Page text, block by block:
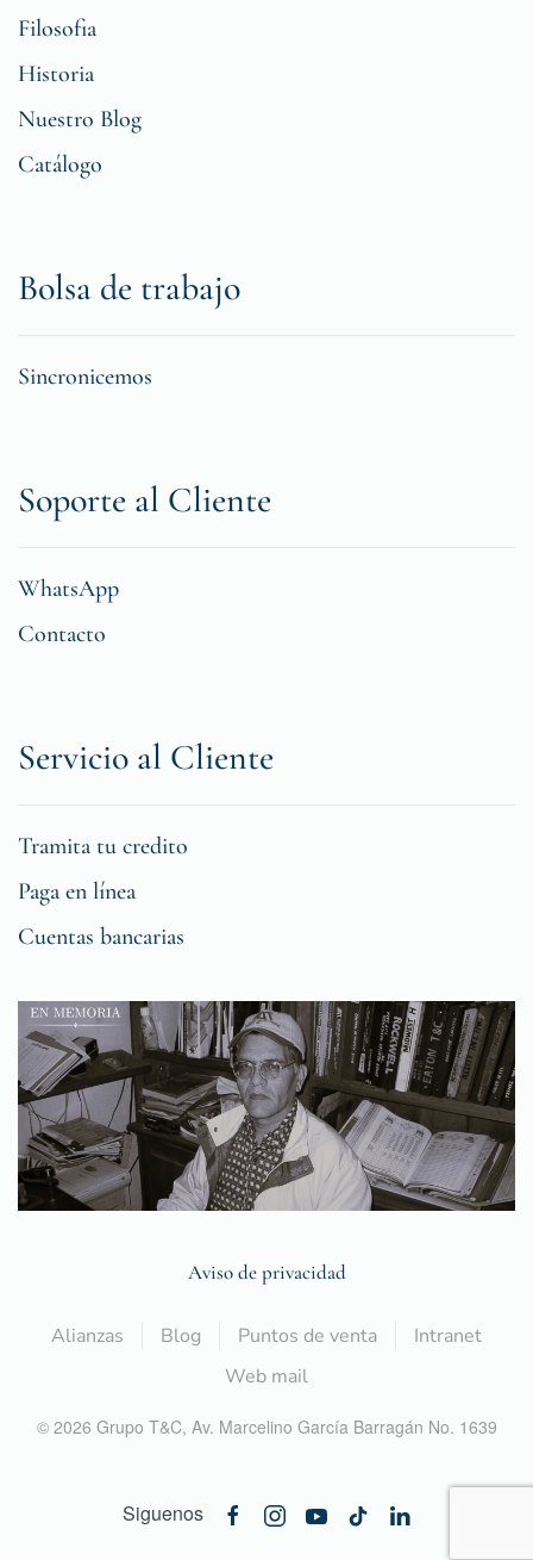
Filosofia
Historia
Nuestro Blog
Catálogo
Bolsa de trabajo
Sincronicemos
Soporte al Cliente
WhatsApp
Contacto
Servicio al Cliente
Tramita tu credito
Paga en línea
Cuentas bancarias
Aviso de privacidad
Alianzas Blog Puntos de venta
Intranet
Web mail
© 2026 Grupo T&C, Av. Marcelino García Barragán No. 1639
Siguenos